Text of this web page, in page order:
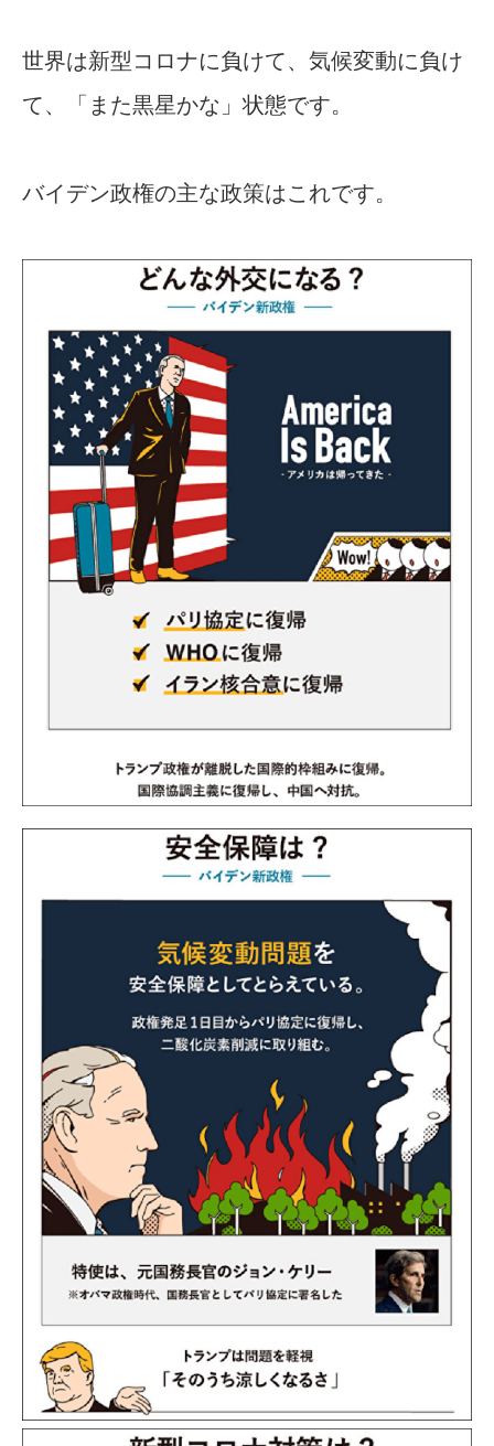
世界は新型コロナに負けて、気候変動に負け
て、「また黒星かな」状態です。
バイデン政権の主な政策はこれです。